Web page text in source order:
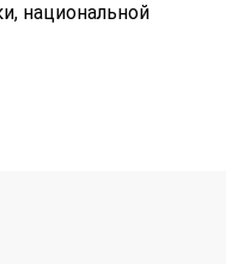
национальной